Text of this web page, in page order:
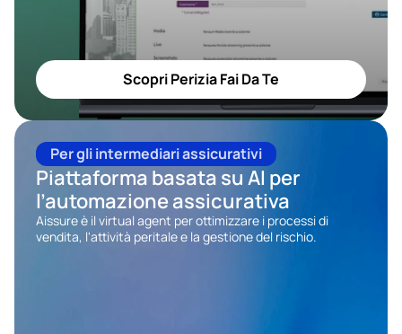
Scopri Perizia Fai Da Te
Per gli intermediari assicurativi
Piattaforma basata su AI per
l’automazione assicurativa
Aissure è il virtual agent per ottimizzare i processi di
vendita, l'attività peritale e la gestione del rischio.